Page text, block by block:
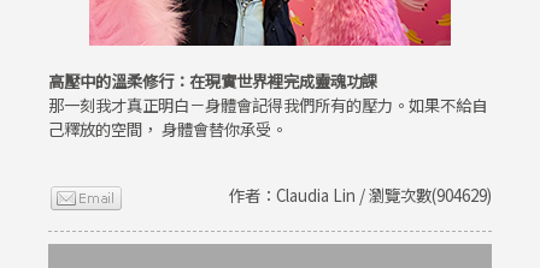
高壓中的溫柔修行：在現實世界裡完成靈魂功課
那一刻我才真正明白－身體會記得我們所有的壓力。如果不給自
己釋放的空間， 身體會替你承受。
作者：Claudia Lin / 瀏覽次數(904629)